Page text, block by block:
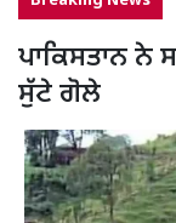
ਪਾਕਿਸਤਾਨ
ਸੁੱਟੇ ਗੋਲੇ